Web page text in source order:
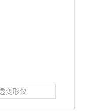
变形仪